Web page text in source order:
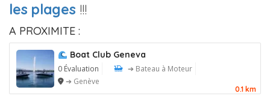
les plages !!!
A PROXIMITE :
Boat Club Geneva
0 Évaluation
➔ Bateau à Moteur
➔ Genève
0.1 km